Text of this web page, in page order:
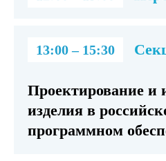
13:00 – 15:30
Проектирование и
изделия в
программном